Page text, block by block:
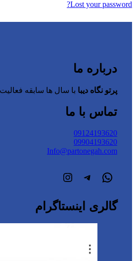
Lost your password?
درباره ما
پرتو نگاه دیبا با سال ها سابقه
تماس با ما
09124193620
09904193620
Info@partonegah.com
واتس‌اپ
تلگراماینستاگرم
گالری اینستاگرام